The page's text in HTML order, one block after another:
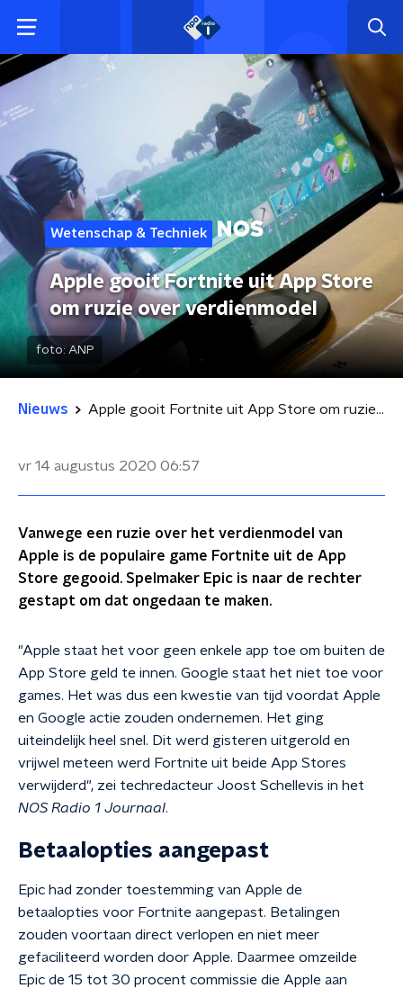
Wetenschap & Techniek
Apple gooit Fortnite uit App Store
om ruzie over verdienmodel
foto: ANP
Nieuws Apple gooit Fortnite uit App Store om ruzie over verdienmodel
vr 14 augustus 2020 06:57
Vanwege een ruzie over het verdienmodel van
Apple is de populaire game Fortnite uit de App
Store gegooid. Spelmaker Epic is naar de rechter
gestapt om dat ongedaan te maken.
"Apple staat het voor geen enkele app toe om buiten de
App Store geld te innen. Google staat het niet toe voor
games. Het was dus een kwestie van tijd voordat Apple
en Google actie zouden ondernemen. Het ging
uiteindelijk heel snel. Dit werd gisteren uitgerold en
vrijwel meteen werd Fortnite uit beide App Stores
verwijderd", zei techredacteur Joost Schellevis in het
NOS Radio 1 Journaal.
Betaalopties aangepast
Epic had zonder toestemming van Apple de
betaalopties voor Fortnite aangepast. Betalingen
zouden voortaan direct verlopen en niet meer
gefaciliteerd worden door Apple. Daarmee omzeilde
Epic de 15 tot 30 procent commissie die Apple aan